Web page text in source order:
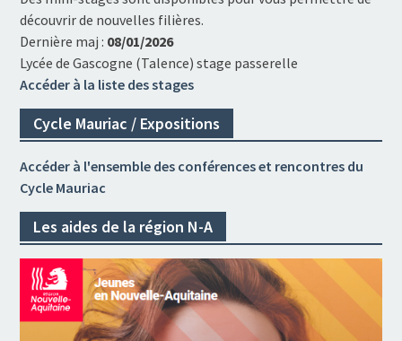
découvrir de nouvelles filières.
Dernière maj : 08/01/2026
Lycée de Gascogne (Talence) stage passerelle
Accéder à la liste des stages
Cycle Mauriac / Expositions
Accéder à l'ensemble des conférences et rencontres du
Cycle Mauriac
Les aides de la région N-A